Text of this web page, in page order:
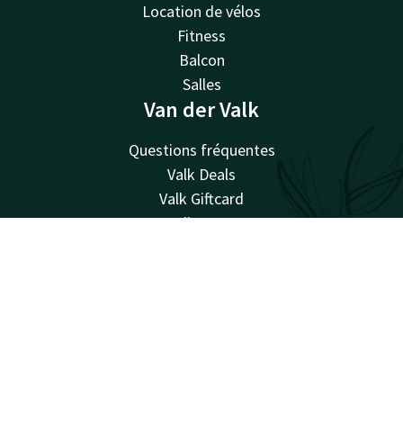
Location de vélos
Fitness
Balcon
Salles
Van der Valk
Questions fréquentes
Valk Deals
Valk Giftcard
Valk Store